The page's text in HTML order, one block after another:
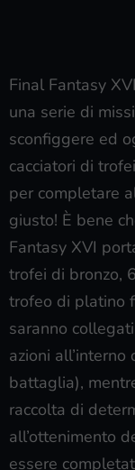
Final Fantasy
una serie di
sconfiggere ed
cacciatori di
per completare
giusto! È bene
Fantasy XVI
trofei di bronzo,
trofeo di platino
saranno
azioni
battaglia),
raccolta di
all’ottenimento
essere